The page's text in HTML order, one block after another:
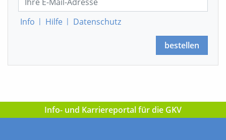
Info | Hilfe | Datenschutz
bestellen
Info- und Karriereportal für die GKV